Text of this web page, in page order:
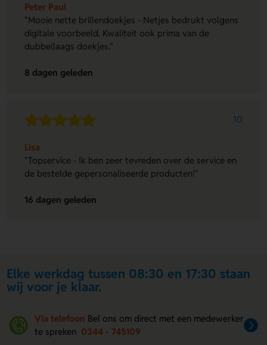
Peter Paul
"Mooie nette brillendoekjes - Netjes bedrukt volgens
digitale voorbeeld. Kwaliteit ook prima van de
dubbellaags doekjes."
8 dagen geleden
10
Lisa
"Topservice - Ik ben zeer tevreden over de service en
de bestelde gepersonaliseerde producten!"
16 dagen geleden
Elke werkdag tussen 08:30 en 17:30 staan
wij voor je klaar.
Via telefoon Bel ons om direct met een medewerker
te spreken 0344 - 745109